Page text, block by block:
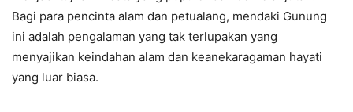
Bagi para pencinta alam dan petualang, mendaki Gunung
ini adalah pengalaman yang tak terlupakan yang
menyajikan keindahan alam dan keanekaragaman hayati
yang luar biasa.